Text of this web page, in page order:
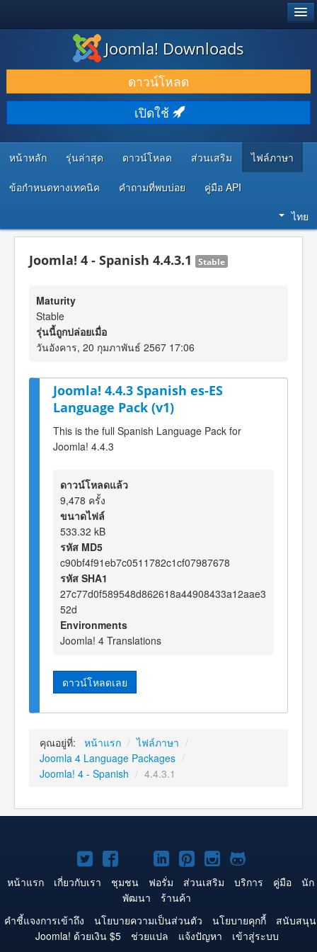
ดาวน์โหลด & ส่วนเสริม
ค้นคว้า & เรียนรู้
ชุมชน & สนับสนุน
ทรัพยากรสำหรับนักพัฒนา
Joomla! Downloads
ดาวน์โหลด
เปิดใช้
หน้าหลัก รุ่นล่าสุด ดาวน์โหลด ส่วนเสริม ไฟล์ภาษา
ข้อกำหนดทางเทคนิค คำถามที่พบบ่อย คู่มือ API
ไทย
Joomla! 4 - Spanish 4.4.3.1 Stable
Maturity
Stable
รุ่นนี้ถูกปล่อยเมื่อ
วันอังคาร, 20 กุมภาพันธ์ 2567 17:06
Joomla! 4.4.3 Spanish es-ES
Language Pack (v1)
This is the full Spanish Language Pack for
Joomla! 4.4.3
ดาวน์โหลดแล้ว
9,478 ครั้ง
ขนาดไฟล์
533.32 kB
รหัส MD5
c90bf4f91eb7c0511782c1cf07987678
รหัส SHA1
27c77d0f589548d862618a44908433a12aae3
52d
Environments
Joomla! 4 Translations
ดาวน์โหลดเลย
คุณอยู่ที่: หน้าแรก / ไฟล์ภาษา /
Joomla 4 Language Packages /
Joomla! 4 - Spanish / 4.4.3.1
Joomla!
บน
Twitter
Joomla!
บน
Facebook
Joomla!
บน
YouTube
Joomla!
บน
LinkedIn
Joomla!
บน
Pinterest
Joomla!
บน
Joomla!
บน
หน้าแรก เกี่ยวกับเรา ชุมชน ฟอรั่ม ส่วนเสริม บริการ คู่มือ
นัก
พัฒนา
ร้านค้า
คำชี้แจงการเข้าถึง
นโยบายความเป็นส่วนตัว นโยบายคุกกี้
สนับสนุน
Joomla! ด้วยเงิน $5
ช่วยแปล แจ้งปัญหา
เข้าสู่ระบบ